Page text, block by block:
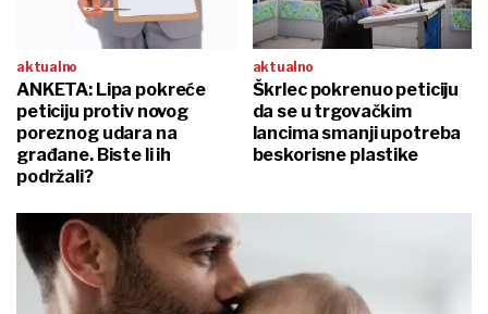
aktualno
ANKETA: Lipa pokreće
peticiju protiv novog
poreznog udara na
građane. Biste li ih
podržali?
aktualno
Škrlec pokrenuo peticiju
da se u trgovačkim
lancima smanji upotreba
beskorisne plastike